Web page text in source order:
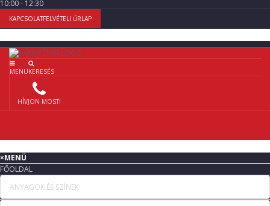
10:00 - 12:30
KAPCSOLATFELVÉTELI ŰRLAP
MENÜKERESÉS
HÍVJON MOST!
×MENÜ
FŐOLDAL
ANYAGOK ÉS SZÍNEK